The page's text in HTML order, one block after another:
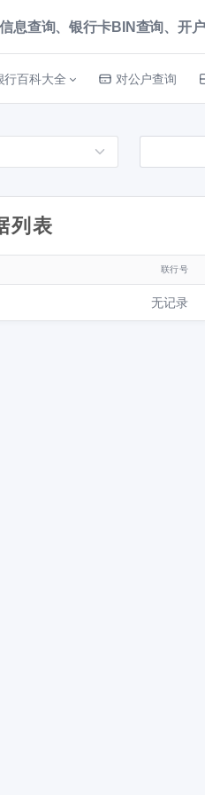
息查询、银行卡BIN查询、开
行百科大全 对公户查询
列表
联行号
无记录